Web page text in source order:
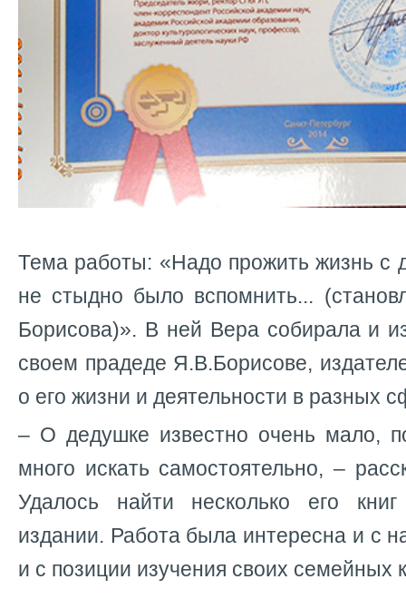
Тема работы: «Надо прожить жизнь с
не стыдно было вспомнить...
Борисова)». В ней Вера собирала и
своем прадеде Я.В.Борисове,
о его жизни и деятельности в разных
– О дедушке известно очень мало,
много искать самостоятельно, –
Удалось найти несколько его
издании. Работа была интересна и с
и с позиции изучения своих семейных